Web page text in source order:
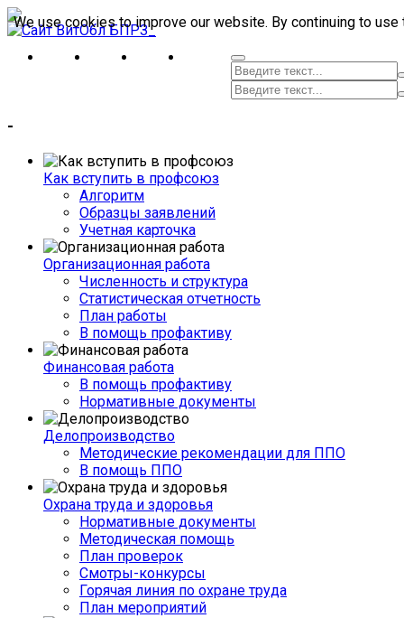
-
Как вступить в профсоюз
Алгоритм
Образцы заявлений
Учетная карточка
Организационная работа
Численность и структура
Статистическая отчетность
План работы
В помощь профактиву
Финансовая работа
В помощь профактиву
Нормативные документы
Делопроизводство
Методические рекомендации для ППО
В помощь ППО
Охрана труда и здоровья
Нормативные документы
Методическая помощь
План проверок
Смотры-конкурсы
Горячая линия по охране труда
План мероприятий
We use cookies to improve our website. By continuing to